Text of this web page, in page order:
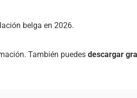
belga en 2026.
También puedes descargar